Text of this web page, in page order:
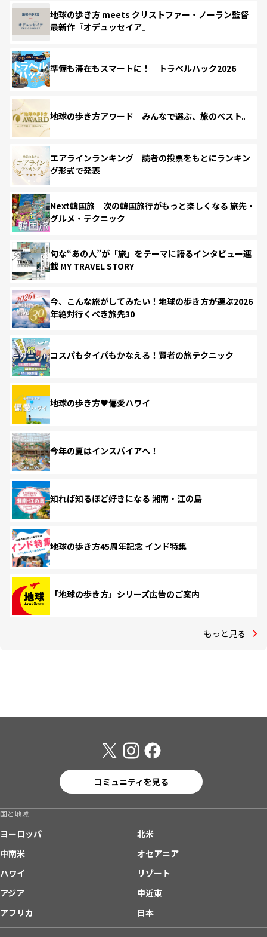
地球の歩き方 meets クリストファー・ノーラン監督
最新作『オデュッセイア』
準備も滞在もスマートに！ トラベルハック2026
地球の歩き方アワード みんなで選ぶ、旅のベスト。
エアラインランキング 読者の投票をもとにランキン
グ形式で発表
Next韓国旅 次の韓国旅行がもっと楽しくなる 旅先・
グルメ・テクニック
旬な“あの人”が「旅」をテーマに語るインタビュー連
載 MY TRAVEL STORY
今、こんな旅がしてみたい！地球の歩き方が選ぶ2026
年絶対行くべき旅先30
コスパもタイパもかなえる！賢者の旅テクニック
地球の歩き方♥偏愛ハワイ
今年の夏はインスパイアへ！
知れば知るほど好きになる 湘南・江の島
地球の歩き方45周年記念 インド特集
「地球の歩き方」シリーズ広告のご案内
もっと見る
コミュニティを見る
国と地域
ヨーロッパ
北米
中南米
オセアニア
ハワイ
リゾート
アジア
中近東
アフリカ
日本